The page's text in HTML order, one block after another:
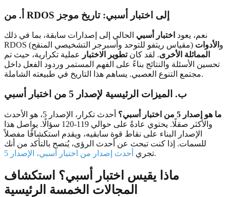
أ. من RDOS إلى اختبار أسبي: تاريخ موجز
نعم، يعود اختبار أسبي الحالي إلى إصدارات سابقة، بما في ذلك
RDOS (مقياس ريتفو للتوحد وأسبرجر التشخيصي المنقح) و الأدوات
المماثلة الأخرى. لقد كانتطوير الاختبار
عملية تكرارية، حيث تم
تحسين الأسئلة والنتائج بناءً على الفهم المستمر وردود الفعل داخل
مجتمع التنوع العصبي. يساهم هذا التاريخ في طبيعته الشاملة.
ب. الميزات الرئيسية لإصدار 5 من اختبار أسبي
ما هو إصدار 5 من اختبار أسبي؟
أحدث تكرار، الإصدار 5، هو الأحدث
والأكثر صقلًا. يحتوي عادةً على حوالي 119-120 سؤالًا. يواصل هذا
الإصدار البناء على نقاط قوة سابقيه، ويقدم استكشافًا مفصلاً
للسمات. إذا كنت تبحث عن أحدث الرؤى، يُنصح بالتأكد من أنك
تجري أحدث إصدار من اختبار أسبي، الإصدار 5 .
ماذا يقيس اختبار أسبي؟ استكشاف
المجالات الخمسة الرئيسية